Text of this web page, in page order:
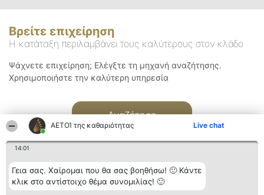
ΑΕΤΟΊ της καθαριότητας Live chat
14:01
Γεια σας. Χαίρομαι που θα σας βοηθήσω! 🙂 Κάντε
κλικ στο αντίστοιχο θέμα συνομιλίας! 🙂
Βρείτε επιχείρηση
Η κατάταξη περιλαμβάνει τους καλύτερους στον κλάδο
Ψάχνετε επιχείρηση; Ελέγξτε τη μηχανή αναζήτησης.
Χρησιμοποιήστε την καλύτερη υπηρεσία
Αναζήτηση